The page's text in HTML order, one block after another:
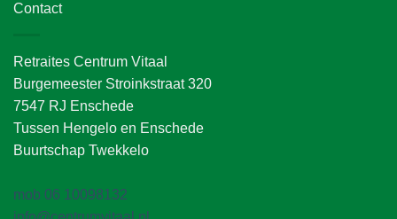
Contact
Retraites Centrum Vitaal
Burgemeester Stroinkstraat 320
7547 RJ Enschede
Tussen Hengelo en Enschede
Buurtschap Twekkelo
mob 06 10098132